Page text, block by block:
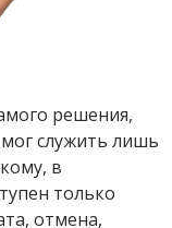
решения,
служить лишь
в
только
отмена,